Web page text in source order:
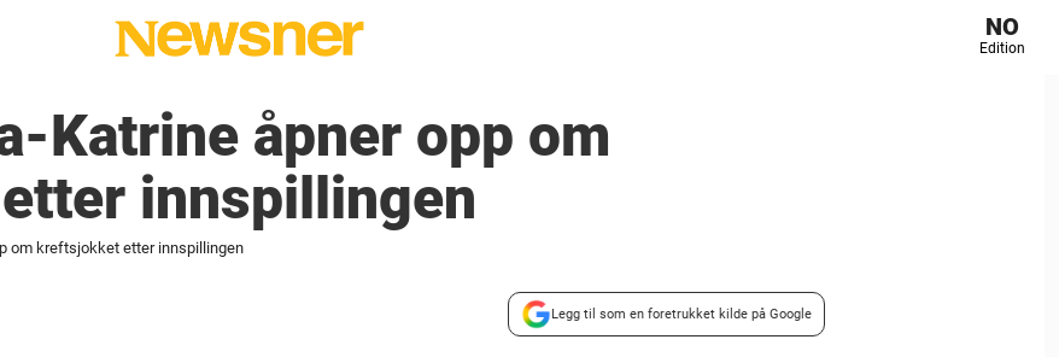
NO
Edition
Katrine åpner opp om
innspillingen
om kreftsjokket etter innspillingen
Legg til som en foretrukket kilde på Google